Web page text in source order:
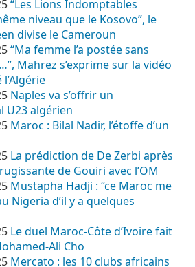
“Les Lions Indomptables
niveau que le Kosovo”, le
divise le Cameroun
“Ma femme l’a postée sans
Mahrez s’exprime sur la vidéo
Naples va s’offrir un
U23 algérien
Maroc : Bilal Nadir, l’étoffe d’un
La prédiction de De Zerbi après
de Gouiri avec l’OM
Mustapha Hadji : “ce Maroc me
Nigeria d’il y a quelques
Le duel Maroc-Côte d’Ivoire fait
Ali Cho
Mercato : les 10 clubs africains